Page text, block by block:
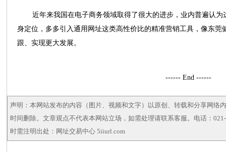
近年来我国在电子商务领域取得了很大的进步，业内普遍认
身定位，多多引入通用网址这类高性价比的精准营销工具，像东
跟、实现更大发展。
------ End ------
声明：本网站发布的内容（图片、视频和文字）以原创、转载和分享网络
时间删除。文章观点不代表本网站立场，如需处理请联系客服。电话：
时需注明出处：网址交易中心 5iiurl.com